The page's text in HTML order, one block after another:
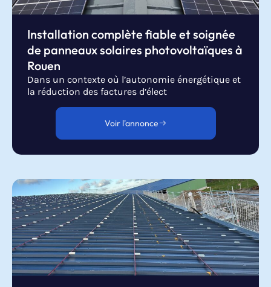
Installation complète fiable et soignée
de panneaux solaires photovoltaïques à
Rouen
Dans un contexte où l’autonomie énergétique et
la réduction des factures d’élect
Voir l'annonce